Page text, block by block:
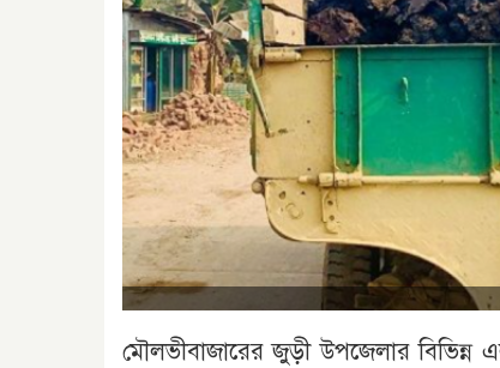
মৌলভীবাজারের জুড়ী উপজেলার